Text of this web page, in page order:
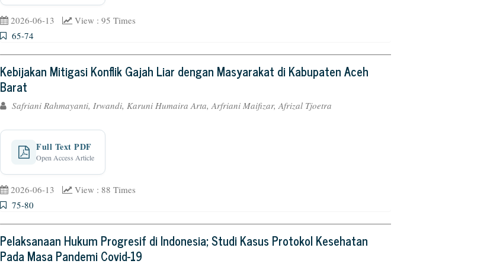
2026-06-13
View : 95 Times
65-74
Kebijakan Mitigasi Konflik Gajah Liar dengan Masyarakat di Kabupaten Aceh
Barat
Safriani Rahmayanti, Irwandi, Karuni Humaira Arta, Arfriani Maifizar, Afrizal Tjoetra
Full Text PDF
Open Access Article
2026-06-13
View : 88 Times
75-80
Pelaksanaan Hukum Progresif di Indonesia; Studi Kasus Protokol Kesehatan
Pada Masa Pandemi Covid-19